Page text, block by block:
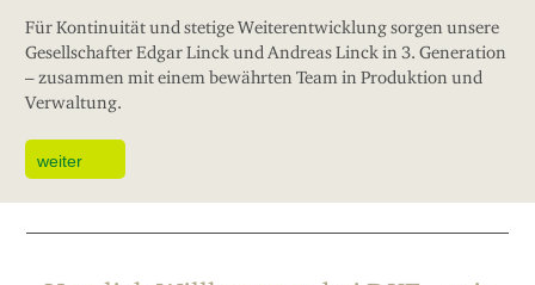
Für Kontinuität und stetige Weiterentwicklung sorgen unsere
Gesellschafter Edgar Linck und Andreas Linck in 3. Generation
– zusammen mit einem bewährten Team in Produktion und
Verwaltung.
weiter